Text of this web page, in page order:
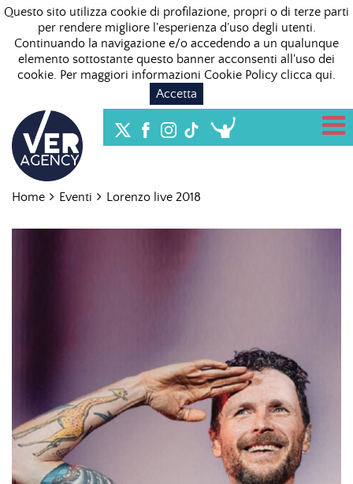
Questo sito utilizza cookie di profilazione, propri o di terze parti
per rendere migliore l'esperienza d'uso degli utenti.
Continuando la navigazione e/o accedendo a un qualunque
elemento sottostante questo banner acconsenti all'uso dei
cookie. Per maggiori informazioni Cookie Policy clicca qui.
Accetta
Home Eventi Lorenzo live 2018